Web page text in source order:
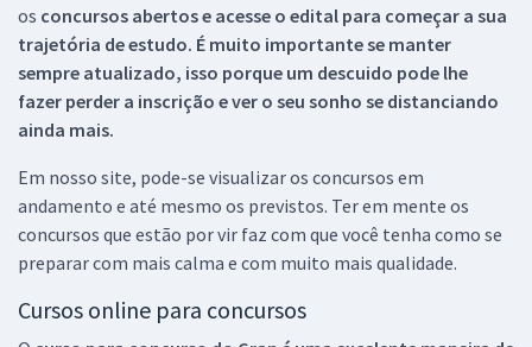
os concursos abertos e acesse o edital para começar a sua
trajetória de estudo. É muito importante se manter
sempre atualizado, isso porque um descuido pode lhe
fazer perder a inscrição e ver o seu sonho se distanciando
ainda mais.
Em nosso site, pode-se visualizar os concursos em
andamento e até mesmo os previstos. Ter em mente os
concursos que estão por vir faz com que você tenha como se
preparar com mais calma e com muito mais qualidade.
Cursos online para concursos